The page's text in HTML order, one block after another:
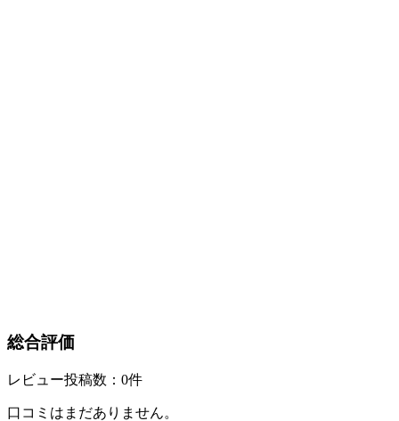
総合評価
レビュー投稿数：0件
口コミはまだありません。